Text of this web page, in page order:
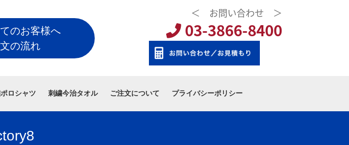
のお客様へ
の流れ
＜ お問い合わせ ＞
03-3866-8400
ロシャツ 刺繍今治タオル ご注文について プライバシーポリシー